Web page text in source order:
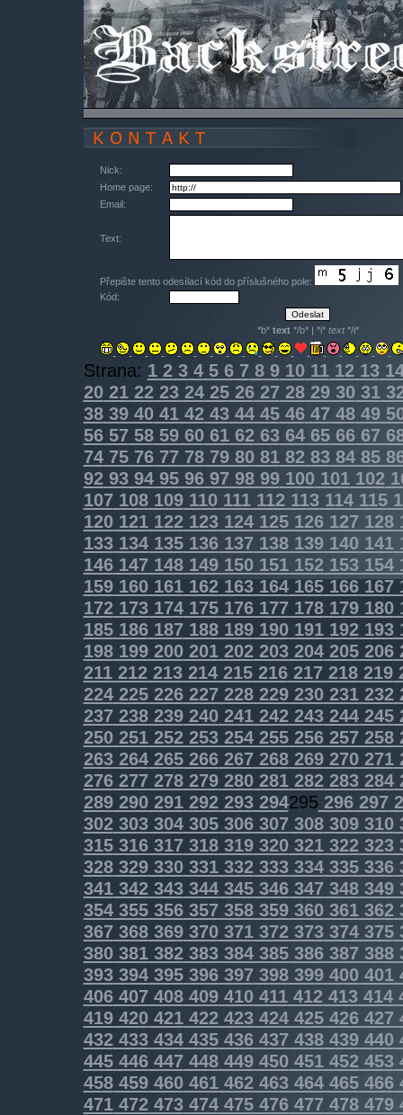
Nick:
Home page:
Email:
Text:
Přepište tento odesílací kód do příslušného pole:
Kód:
*b* text*/b* | *i* text*/i*
Strana: 12345678910111213
202122232425262728293031
383940414243444546474849
565758596061626364656667
747576777879808182838485
9293949596979899100101102
107108109110111112113114115
120121122123124125126127 128
133134135136137138139140 141
146147148149150151152153154
159160161162163164165166167
172173174175176177178179180
185186187188189190191192193
198199200201202203204205206
211212213214215216217218219
224225226227228229230231232
237238239240241242243244245
250251252253254255256257258
263264265266267268269270271
276277278279280281282283284
289290291292293294295 296297
302303304305306307308309310
315316317318319320321322323
328329330331332333334335336
341342343344345346347348349
354355356357358359360361362
367368369370371372373374375
380381382383384385386387 388
393394395396397398399400401
406407408409410411412413414
419420421422423424425426427
432433434435436437438439440
445446447448449450451452453
458459460461462463464465466
471472473474475476477 478479